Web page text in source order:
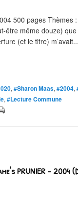
500 pages Thèmes
être même douze)
(et le titre) m’avait...
, #Sharon Maas, #2004,
, #Lecture Commune
PRUNIER – 2004